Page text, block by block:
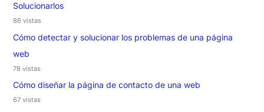
Solucionarlos
86 vistas
Cómo detectar y solucionar los problemas de una página
web
78 vistas
Cómo diseñar la página de contacto de una web
67 vistas